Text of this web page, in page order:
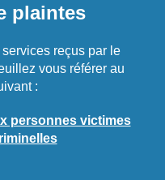
plaintes
reçus par le
vous référer au
:
personnes victimes